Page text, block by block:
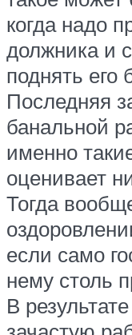
когда надо
должника и
поднять его
Последняя
банальной
именно
оценивает
Тогда
если само
нему столь
В